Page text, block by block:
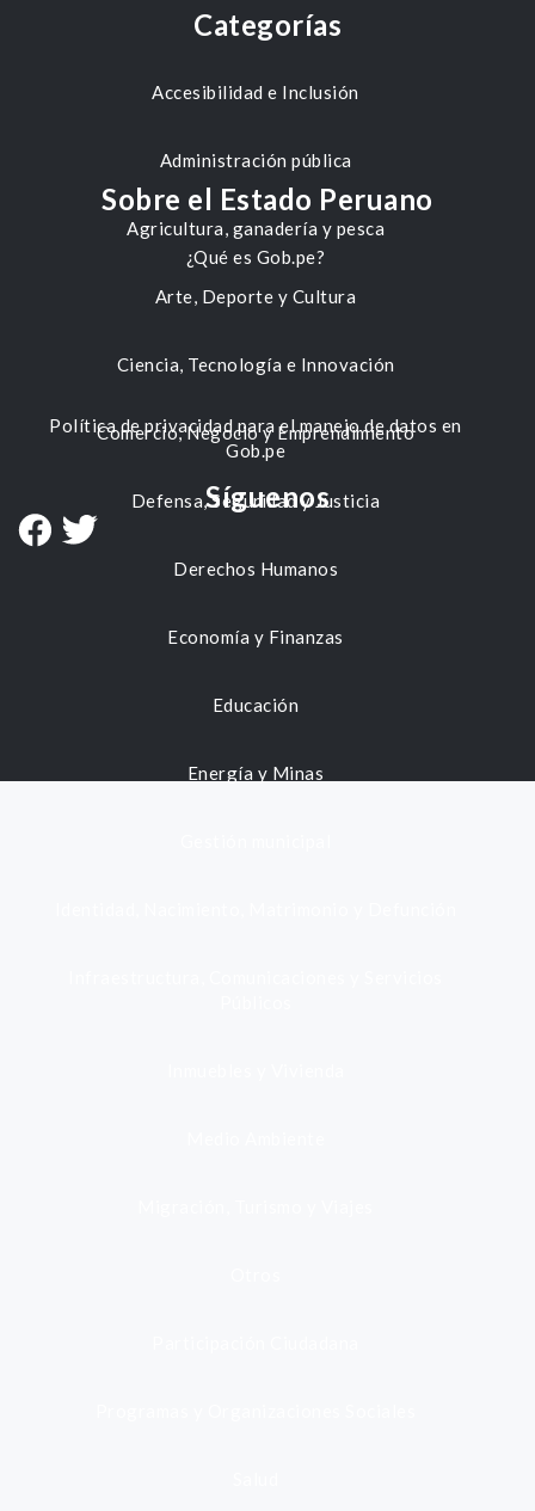
Categorías
Accesibilidad e Inclusión
Administración pública
Agricultura, ganadería y pesca
Arte, Deporte y Cultura
Ciencia, Tecnología e Innovación
Comercio, Negocio y Emprendimiento
Defensa, Seguridad y Justicia
Derechos Humanos
Economía y Finanzas
Educación
Energía y Minas
Sobre el Estado Peruano
¿Qué es Gob.pe?
Política de privacidad para el manejo de datos en
Gob.pe
Síguenos